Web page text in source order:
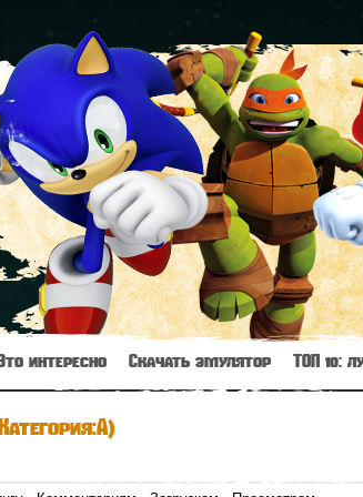
интересно Скачать эмулятор ТОП 10: